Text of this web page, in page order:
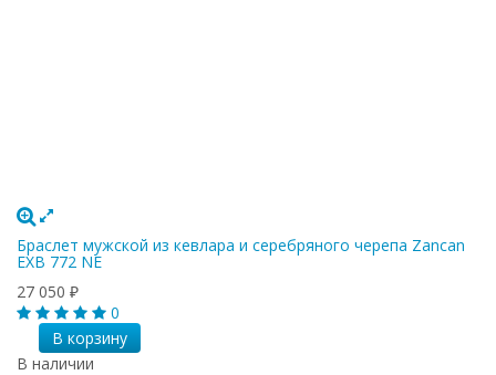
Браслет мужской из кевлара и серебряного черепа Zancan
EXB 772 NE
27 050 ₽
0
В корзину
В наличии